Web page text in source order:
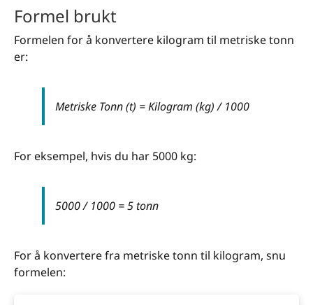
Formel brukt
Formelen for å konvertere kilogram til metriske tonn
er:
Metriske Tonn (t) = Kilogram (kg) / 1000
For eksempel, hvis du har 5000 kg:
5000 / 1000 = 5 tonn
For å konvertere fra metriske tonn til kilogram, snu
formelen: